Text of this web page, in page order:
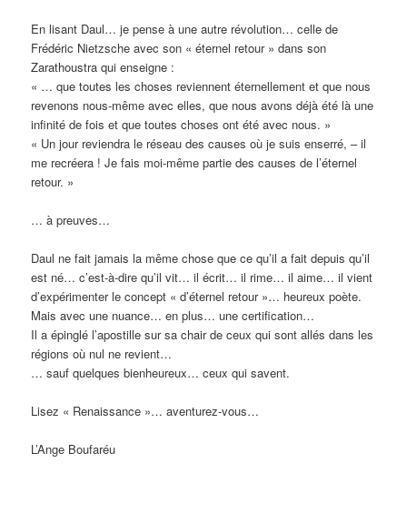
En lisant Daul… je pense à une autre révolution… celle de
Frédéric Nietzsche avec son « éternel retour » dans son
Zarathoustra qui enseigne :
« … que toutes les choses reviennent éternellement et que nous
revenons nous-même avec elles, que nous avons déjà été là une
infinité de fois et que toutes choses ont été avec nous. »
« Un jour reviendra le réseau des causes où je suis enserré, – il
me recréera ! Je fais moi-même partie des causes de l’éternel
retour. »
… à preuves…
Daul ne fait jamais la même chose que ce qu’il a fait depuis qu’il
est né… c’est-à-dire qu’il vit… il écrit… il rime… il aime… il vient
d’expérimenter le concept « d’éternel retour »… heureux poète.
Mais avec une nuance… en plus… une certification…
Il a épinglé l’apostille sur sa chair de ceux qui sont allés dans les
régions où nul ne revient…
… sauf quelques bienheureux… ceux qui savent.
Lisez « Renaissance »… aventurez-vous…
L’Ange Boufaréu